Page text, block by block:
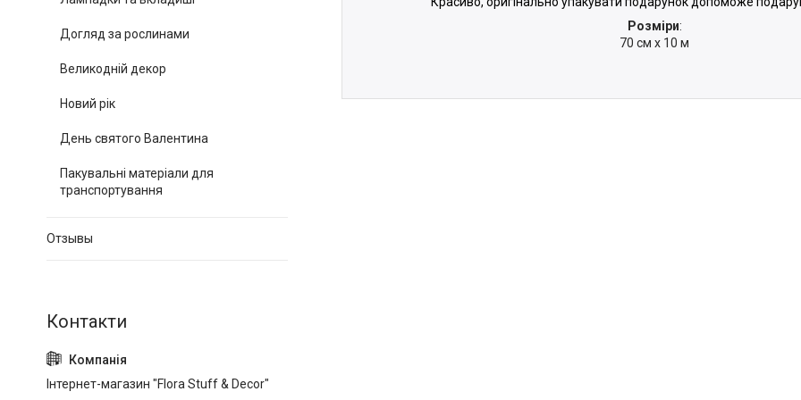
Розміри:
70 см х 10 м
Догляд за рослинами
Великодній декор
Новий рік
День святого Валентина
Пакувальні матеріали для
транспортування
Отзывы
Інтернет-магазин "Flora Stuff & Decor"